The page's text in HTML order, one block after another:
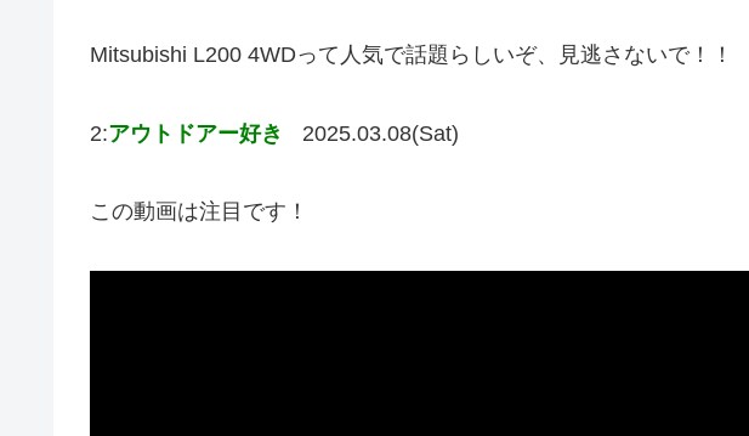
Mitsubishi L200 4WDって人気で話題らしいぞ、見逃さないで！！
2:アウトドアー好き 2025.03.08(Sat)
この動画は注目です！